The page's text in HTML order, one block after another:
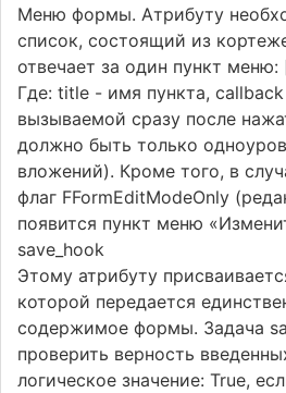
Меню формы. Атрибуту
список, состоящий из
отвечает за один пункт
Где: title - имя пункта,
вызываемой сразу после
должно быть только
вложений). Кроме того, в
флаг FFormEditModeOnly
появится пункт меню
save_hook
Этому атрибуту
которой передается
содержимое формы. Задача
проверить верность
логическое значение: True,